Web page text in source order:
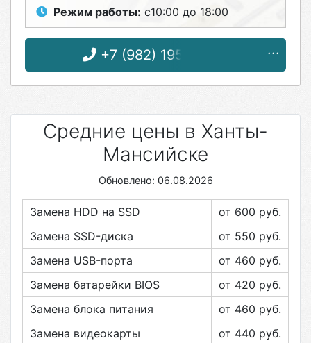
Режим работы: с10:00 до 18:00
+7 (982) 195-28-95
Средние цены в Ханты-
Мансийске
Обновлено: 06.08.2026
Замена HDD на SSD от 600 руб.
Замена SSD-диска
от 550 руб.
Замена USB-порта
от 460 руб.
Замена батарейки BIOS
от 420 руб.
Замена блока питания
от 460 руб.
Замена видеокарты
от 440 руб.